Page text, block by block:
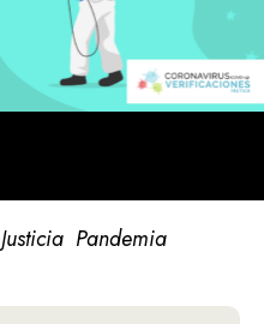
Justicia Pandemia